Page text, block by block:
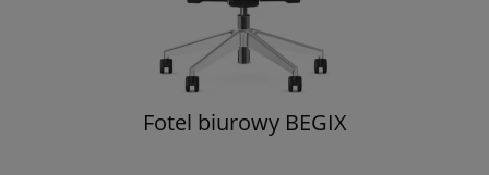
Fotel biurowy BEGIX